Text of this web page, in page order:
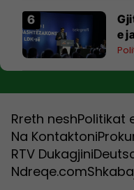
e
Rreth neshPolitikat
Na Kontaktoni
RTV Dukagjini
Ndreqe.com